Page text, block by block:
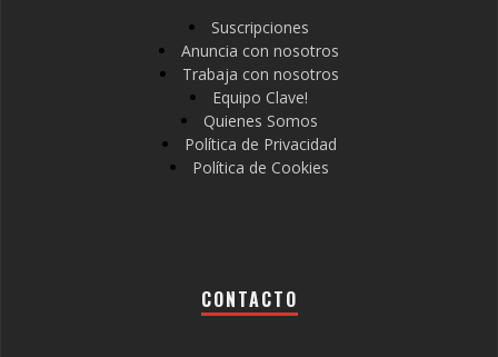
Suscripciones
Anuncia con nosotros
Trabaja con nosotros
Equipo Clave!
Quienes Somos
Política de Privacidad
Política de Cookies
CONTACTO